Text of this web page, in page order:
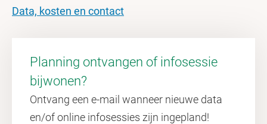
Data, kosten en contact
Planning ontvangen of infosessie
bijwonen?
Ontvang een e-mail wanneer nieuwe data
en/of online infosessies zijn ingepland!